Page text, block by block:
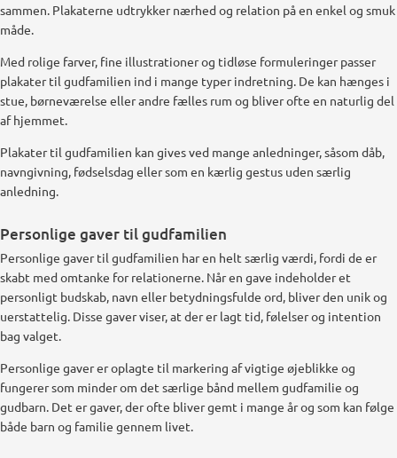
sammen. Plakaterne udtrykker nærhed og relation på en enkel og smuk
måde.
Med rolige farver, fine illustrationer og tidløse formuleringer passer
plakater til gudfamilien ind i mange typer indretning. De kan hænges i
stue, børneværelse eller andre fælles rum og bliver ofte en naturlig del
af hjemmet.
Plakater til gudfamilien kan gives ved mange anledninger, såsom dåb,
navngivning, fødselsdag eller som en kærlig gestus uden særlig
anledning.
Personlige gaver til gudfamilien
Personlige gaver til gudfamilien har en helt særlig værdi, fordi de er
skabt med omtanke for relationerne. Når en gave indeholder et
personligt budskab, navn eller betydningsfulde ord, bliver den unik og
uerstattelig. Disse gaver viser, at der er lagt tid, følelser og intention
bag valget.
Personlige gaver er oplagte til markering af vigtige øjeblikke og
fungerer som minder om det særlige bånd mellem gudfamilie og
gudbarn. Det er gaver, der ofte bliver gemt i mange år og som kan følge
både barn og familie gennem livet.